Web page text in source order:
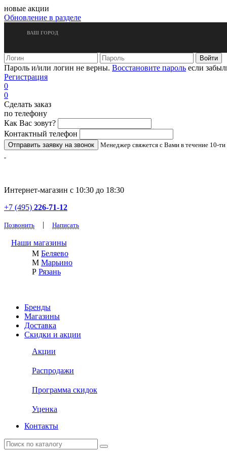
новые акции
Обновление в разделе
ВАШ ГОРОД
Пароль и/или логин не верны. Восстановите пароль если
Регистрация
0
0
Сделать заказ
по телефону
Как Вас зовут?
Контактный телефон
Менеджер свяжется с Вами в течение 10-
Интернет-магазин с 10:30 до 18:30
+7 (495) 226-71-12
Позвонить | Написать
Наши магазины
М Беляево
М Марьино
Р Рязань
Бренды
Магазины
Доставка
Скидки и акции
Акции
Распродажи
Программа скидок
Уценка
Контакты